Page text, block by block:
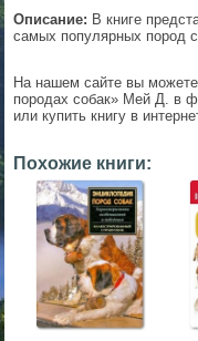
Описание: В книге
самых популярных пород
На нашем сайте вы
породах собак» Мей Д. в
или купить книгу в
Похожие книги:
▼
▼
▼